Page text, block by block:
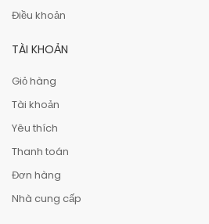
Điều khoản
TÀI KHOẢN
Giỏ hàng
Tài khoản
Yêu thích
Thanh toán
Đơn hàng
Nhà cung cấp